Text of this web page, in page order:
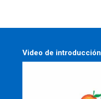
Video de introducción